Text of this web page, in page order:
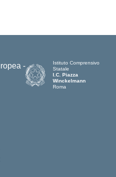
Istituto Comprensivo
Statale
I.C. Piazza
Winckelmann
Roma